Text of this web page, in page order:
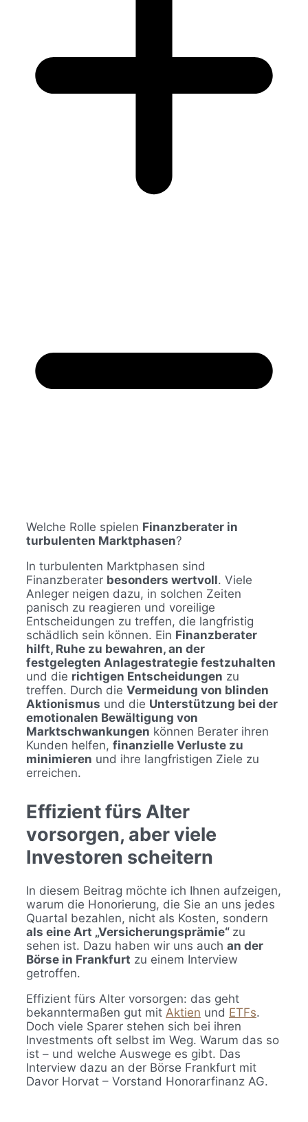
Welche Rolle spielen Finanzberater in
turbulenten Marktphasen?
In turbulenten Marktphasen sind
Finanzberater besonders wertvoll. Viele
Anleger neigen dazu, in solchen Zeiten
panisch zu reagieren und voreilige
Entscheidungen zu treffen, die langfristig
schädlich sein können. Ein Finanzberater
hilft, Ruhe zu bewahren, an der
festgelegten Anlagestrategie festzuhalten
und die richtigen Entscheidungen zu
treffen. Durch die Vermeidung von blinden
Aktionismus und die Unterstützung bei der
emotionalen Bewältigung von
Marktschwankungen können Berater ihren
Kunden helfen, finanzielle Verluste zu
minimieren und ihre langfristigen Ziele zu
erreichen.
Effizient fürs Alter
vorsorgen, aber viele
Investoren scheitern
In diesem Beitrag möchte ich Ihnen aufzeigen,
warum die Honorierung, die Sie an uns jedes
Quartal bezahlen, nicht als Kosten, sondern
als eine Art „Versicherungsprämie“ zu
sehen ist. Dazu haben wir uns auch an der
Börse in Frankfurt zu einem Interview
getroffen.
Effizient fürs Alter vorsorgen: das geht
bekanntermaßen gut mit Aktien und ETFs.
Doch viele Sparer stehen sich bei ihren
Investments oft selbst im Weg. Warum das so
ist – und welche Auswege es gibt. Das
Interview dazu an der Börse Frankfurt mit
Davor Horvat – Vorstand Honorarfinanz AG.